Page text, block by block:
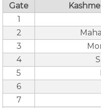
Gate
1
2
3
4
5
6
7